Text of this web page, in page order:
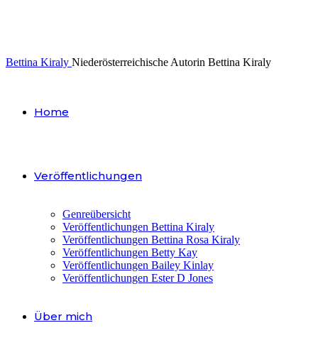
Bettina Kiraly Niederösterreichische Autorin Bettina Kiraly
Home
Veröffentlichungen
Genreübersicht
Veröffentlichungen Bettina Kiraly
Veröffentlichungen Bettina Rosa Kiraly
Veröffentlichungen Betty Kay
Veröffentlichungen Bailey Kinlay
Veröffentlichungen Ester D Jones
Über mich